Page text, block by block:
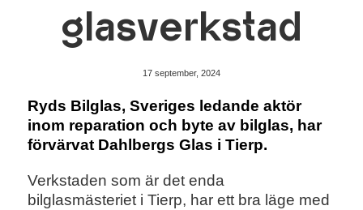
glasverkstad
17 september, 2024
Ryds Bilglas, Sveriges ledande aktör
inom reparation och byte av bilglas, har
förvärvat Dahlbergs Glas i Tierp.
Verkstaden som är det enda
bilglasmästeriet i Tierp, har ett bra läge med